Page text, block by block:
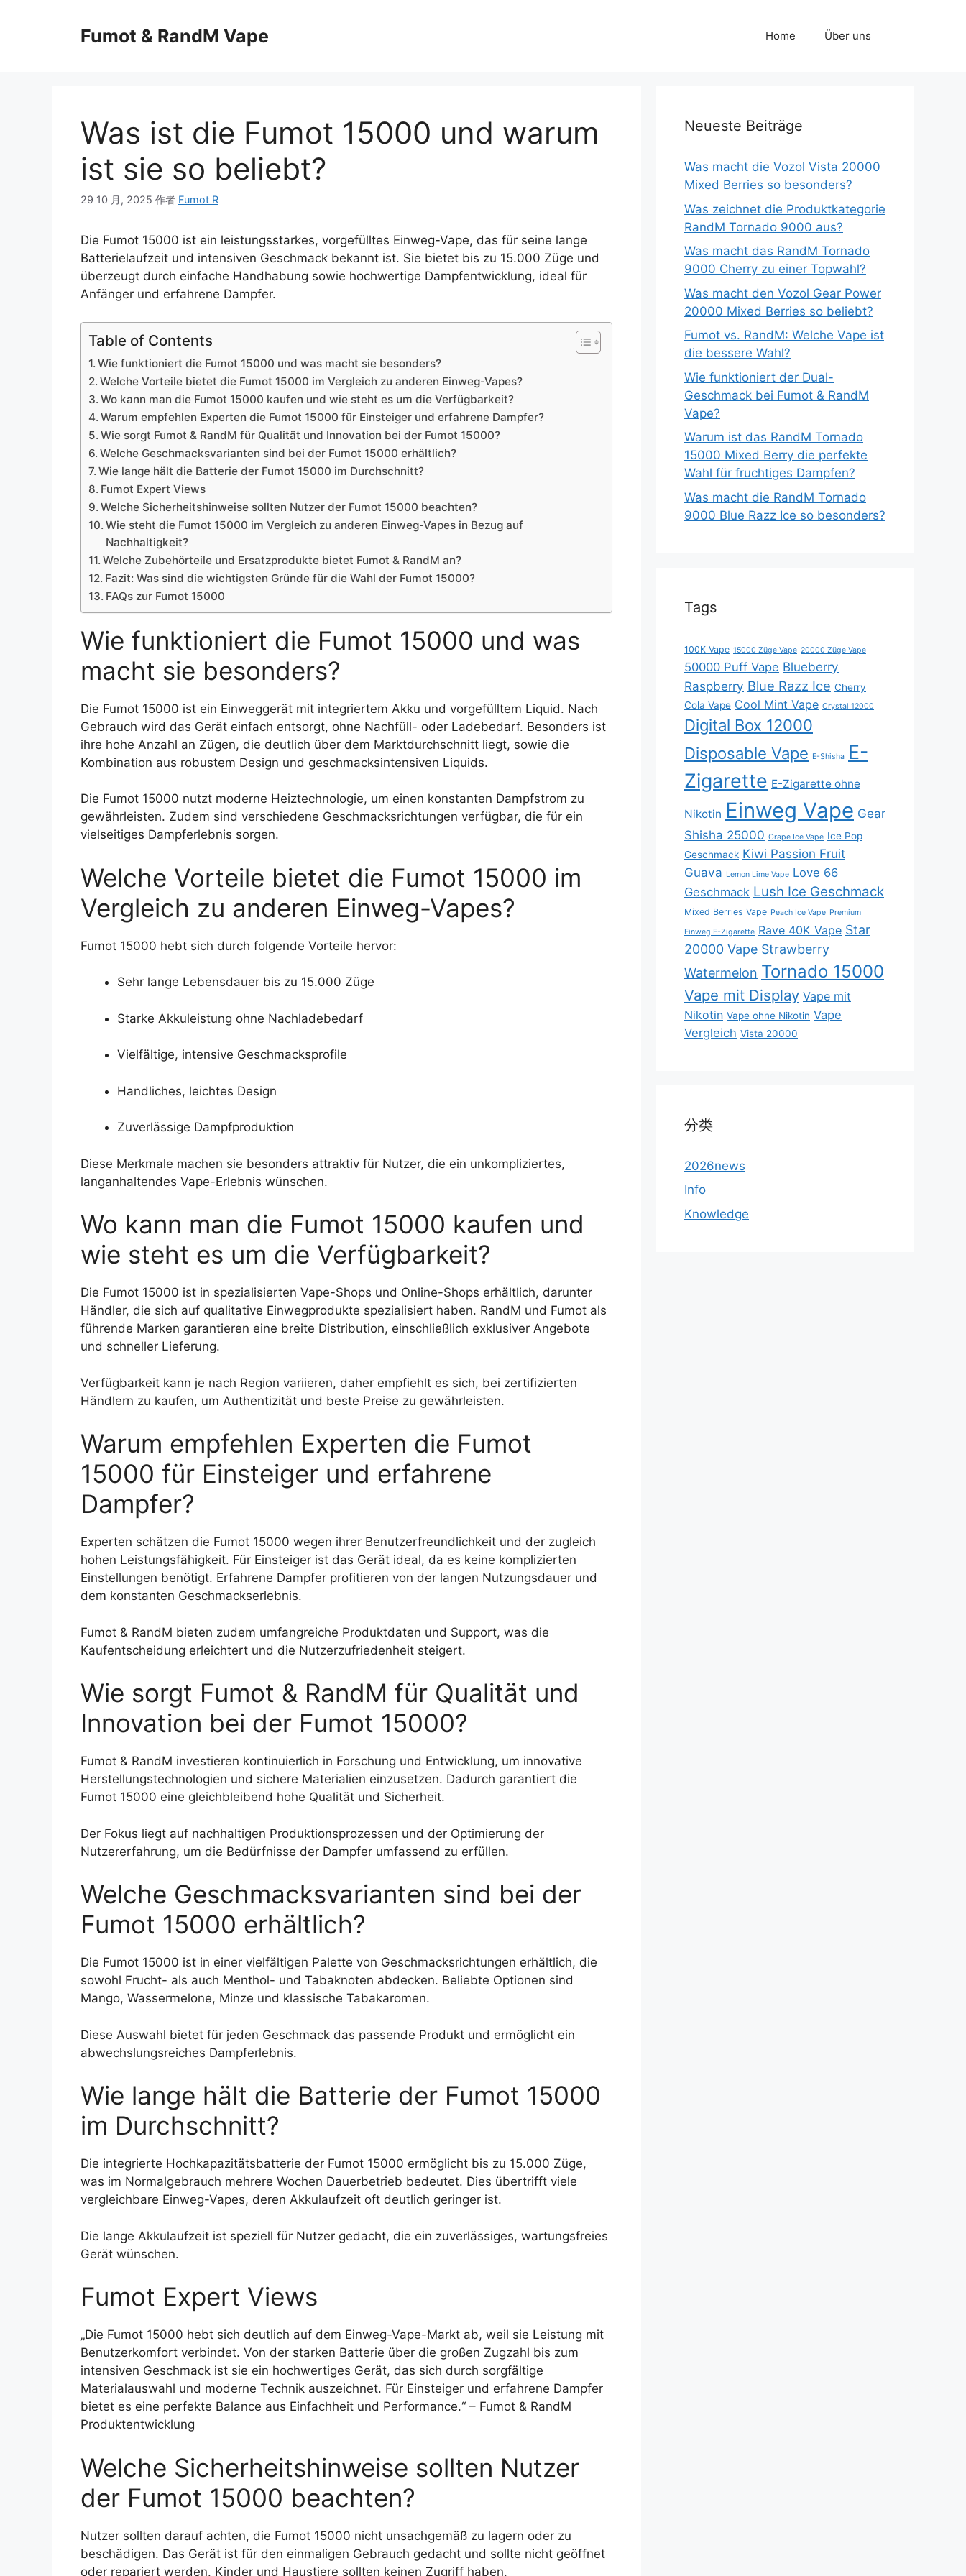
Fumot & RandM Vape Home Über uns
Was ist die Fumot 15000 und warum
ist sie so beliebt?
29 10 月, 2025 作者 Fumot R
Die Fumot 15000 ist ein leistungsstarkes, vorgefülltes Einweg-Vape, das für seine lange
Batterielaufzeit und intensiven Geschmack bekannt ist. Sie bietet bis zu 15.000 Züge und
überzeugt durch einfache Handhabung sowie hochwertige Dampfentwicklung, ideal für
Anfänger und erfahrene Dampfer.
Table of Contents
Wie funktioniert die Fumot 15000 und was macht sie besonders?
Welche Vorteile bietet die Fumot 15000 im Vergleich zu anderen Einweg-Vapes?
Wo kann man die Fumot 15000 kaufen und wie steht es um die Verfügbarkeit?
Warum empfehlen Experten die Fumot 15000 für Einsteiger und erfahrene Dampfer?
Wie sorgt Fumot & RandM für Qualität und Innovation bei der Fumot 15000?
Welche Geschmacksvarianten sind bei der Fumot 15000 erhältlich?
Wie lange hält die Batterie der Fumot 15000 im Durchschnitt?
Fumot Expert Views
Welche Sicherheitshinweise sollten Nutzer der Fumot 15000 beachten?
Wie steht die Fumot 15000 im Vergleich zu anderen Einweg-Vapes in Bezug auf
Nachhaltigkeit?
Welche Zubehörteile und Ersatzprodukte bietet Fumot & RandM an?
Fazit: Was sind die wichtigsten Gründe für die Wahl der Fumot 15000?
FAQs zur Fumot 15000
Wie funktioniert die Fumot 15000 und was
macht sie besonders?
Die Fumot 15000 ist ein Einweggerät mit integriertem Akku und vorgefülltem Liquid. Nach
Gebrauch wird das Gerät einfach entsorgt, ohne Nachfüll- oder Ladebedarf. Besonders ist
ihre hohe Anzahl an Zügen, die deutlich über dem Marktdurchschnitt liegt, sowie die
Kombination aus robustem Design und geschmacksintensiven Liquids.
Die Fumot 15000 nutzt moderne Heiztechnologie, um einen konstanten Dampfstrom zu
gewährleisten. Zudem sind verschiedene Geschmacksrichtungen verfügbar, die für ein
vielseitiges Dampferlebnis sorgen.
Welche Vorteile bietet die Fumot 15000 im
Vergleich zu anderen Einweg-Vapes?
Fumot 15000 hebt sich durch folgende Vorteile hervor:
Sehr lange Lebensdauer bis zu 15.000 Züge
Starke Akkuleistung ohne Nachladebedarf
Vielfältige, intensive Geschmacksprofile
Handliches, leichtes Design
Zuverlässige Dampfproduktion
Diese Merkmale machen sie besonders attraktiv für Nutzer, die ein unkompliziertes,
langanhaltendes Vape-Erlebnis wünschen.
Wo kann man die Fumot 15000 kaufen und
wie steht es um die Verfügbarkeit?
Die Fumot 15000 ist in spezialisierten Vape-Shops und Online-Shops erhältlich, darunter
Händler, die sich auf qualitative Einwegprodukte spezialisiert haben. RandM und Fumot als
führende Marken garantieren eine breite Distribution, einschließlich exklusiver Angebote
und schneller Lieferung.
Verfügbarkeit kann je nach Region variieren, daher empfiehlt es sich, bei zertifizierten
Händlern zu kaufen, um Authentizität und beste Preise zu gewährleisten.
Warum empfehlen Experten die Fumot
15000 für Einsteiger und erfahrene
Dampfer?
Experten schätzen die Fumot 15000 wegen ihrer Benutzerfreundlichkeit und der zugleich
hohen Leistungsfähigkeit. Für Einsteiger ist das Gerät ideal, da es keine komplizierten
Einstellungen benötigt. Erfahrene Dampfer profitieren von der langen Nutzungsdauer und
dem konstanten Geschmackserlebnis.
Fumot & RandM bieten zudem umfangreiche Produktdaten und Support, was die
Kaufentscheidung erleichtert und die Nutzerzufriedenheit steigert.
Wie sorgt Fumot & RandM für Qualität und
Innovation bei der Fumot 15000?
Fumot & RandM investieren kontinuierlich in Forschung und Entwicklung, um innovative
Herstellungstechnologien und sichere Materialien einzusetzen. Dadurch garantiert die
Fumot 15000 eine gleichbleibend hohe Qualität und Sicherheit.
Der Fokus liegt auf nachhaltigen Produktionsprozessen und der Optimierung der
Nutzererfahrung, um die Bedürfnisse der Dampfer umfassend zu erfüllen.
Welche Geschmacksvarianten sind bei der
Fumot 15000 erhältlich?
Die Fumot 15000 ist in einer vielfältigen Palette von Geschmacksrichtungen erhältlich, die
sowohl Frucht- als auch Menthol- und Tabaknoten abdecken. Beliebte Optionen sind
Mango, Wassermelone, Minze und klassische Tabakaromen.
Diese Auswahl bietet für jeden Geschmack das passende Produkt und ermöglicht ein
abwechslungsreiches Dampferlebnis.
Wie lange hält die Batterie der Fumot 15000
im Durchschnitt?
Die integrierte Hochkapazitätsbatterie der Fumot 15000 ermöglicht bis zu 15.000 Züge,
was im Normalgebrauch mehrere Wochen Dauerbetrieb bedeutet. Dies übertrifft viele
vergleichbare Einweg-Vapes, deren Akkulaufzeit oft deutlich geringer ist.
Die lange Akkulaufzeit ist speziell für Nutzer gedacht, die ein zuverlässiges, wartungsfreies
Gerät wünschen.
Fumot Expert Views
„Die Fumot 15000 hebt sich deutlich auf dem Einweg-Vape-Markt ab, weil sie Leistung mit
Benutzerkomfort verbindet. Von der starken Batterie über die großen Zugzahl bis zum
intensiven Geschmack ist sie ein hochwertiges Gerät, das sich durch sorgfältige
Materialauswahl und moderne Technik auszeichnet. Für Einsteiger und erfahrene Dampfer
bietet es eine perfekte Balance aus Einfachheit und Performance.“ – Fumot & RandM
Produktentwicklung
Welche Sicherheitshinweise sollten Nutzer
der Fumot 15000 beachten?
Nutzer sollten darauf achten, die Fumot 15000 nicht unsachgemäß zu lagern oder zu
beschädigen. Das Gerät ist für den einmaligen Gebrauch gedacht und sollte nicht geöffnet
oder repariert werden. Kinder und Haustiere sollten keinen Zugriff haben.
Neueste Beiträge
Was macht die Vozol Vista 20000
Mixed Berries so besonders?
Was zeichnet die Produktkategorie
RandM Tornado 9000 aus?
Was macht das RandM Tornado
9000 Cherry zu einer Topwahl?
Was macht den Vozol Gear Power
20000 Mixed Berries so beliebt?
Fumot vs. RandM: Welche Vape ist
die bessere Wahl?
Wie funktioniert der Dual-
Geschmack bei Fumot & RandM
Vape?
Warum ist das RandM Tornado
15000 Mixed Berry die perfekte
Wahl für fruchtiges Dampfen?
Was macht die RandM Tornado
9000 Blue Razz Ice so besonders?
Tags
100K Vape 15000 Züge Vape 20000 Züge Vape
50000 Puff Vape Blueberry
Raspberry Blue Razz Ice Cherry
Cola Vape Cool Mint Vape Crystal 12000
Digital Box 12000
Disposable Vape E-Shisha E-
Zigarette E-Zigarette ohne
Nikotin Einweg Vape Gear
Shisha 25000 Grape Ice Vape Ice Pop
Geschmack Kiwi Passion Fruit
Guava Lemon Lime Vape Love 66
Geschmack Lush Ice Geschmack
Mixed Berries Vape Peach Ice Vape Premium
Einweg E-Zigarette Rave 40K Vape Star
20000 Vape Strawberry
Watermelon Tornado 15000
Vape mit Display Vape mit
Nikotin Vape ohne Nikotin Vape
Vergleich Vista 20000
分类
2026news
Info
Knowledge